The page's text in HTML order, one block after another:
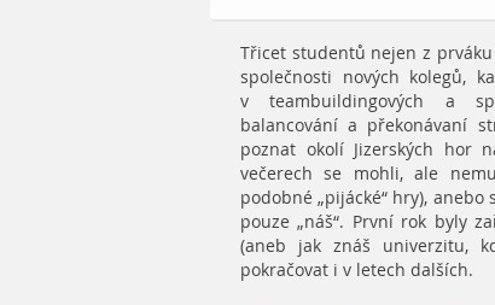
Třicet studentů nejen z
společnosti nových kolegů,
v teambuildingových a
balancování a překonávaní
poznat okolí Jizerských hor
večerech se mohli, ale
podobné „pijácké“ hry),
pouze „náš“. První rok byly
(aneb jak znáš univerzitu,
pokračovat i v letech dalších.